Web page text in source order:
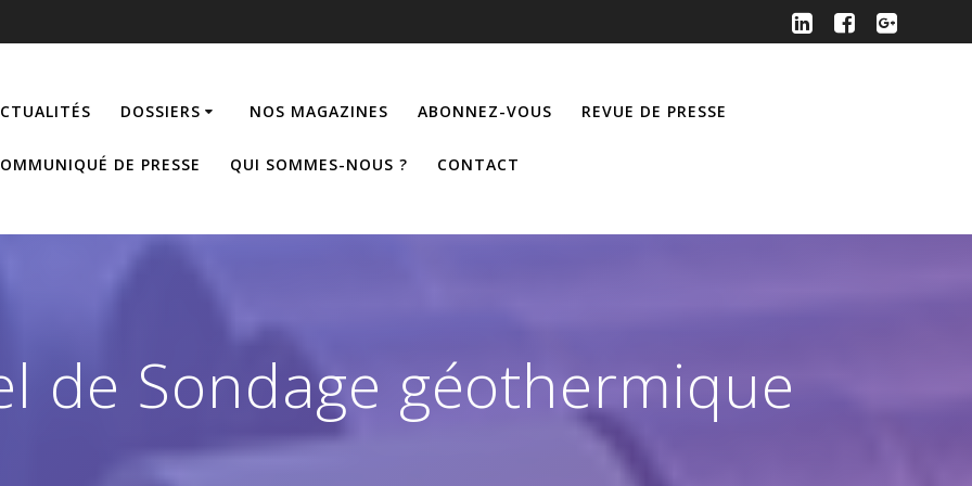
DOSSIERS NOS MAGAZINES ABONNEZ-VOUS REVUE DE PRESSE
DE PRESSE QUI SOMMES-NOUS ? CONTACT
de Sondage géothermique